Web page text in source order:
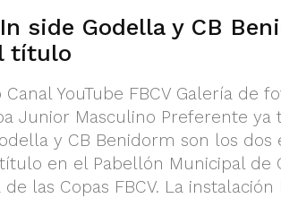
side Godella y CB
título
YouTube FBCV Galería de
Junior Masculino Preferente ya
y CB Benidorm son los dos
en el Pabellón Municipal de
las Copas FBCV. La instalación